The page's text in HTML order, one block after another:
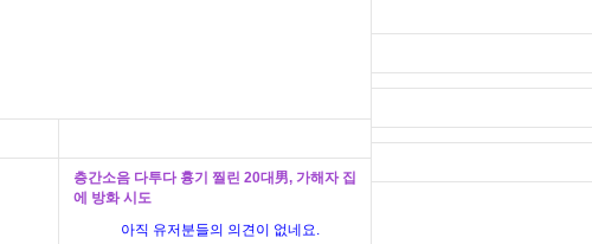
층간소음 다투다 흉기 찔린 20대男, 가해자 집
에 방화 시도
아직 유저분들의 의견이 없네요.